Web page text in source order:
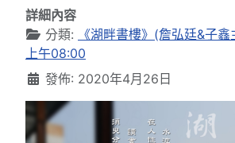
詳細內容
分類:
《湖畔書樓》(詹弘廷&子
上午08:00
發佈: 2020年4月26日